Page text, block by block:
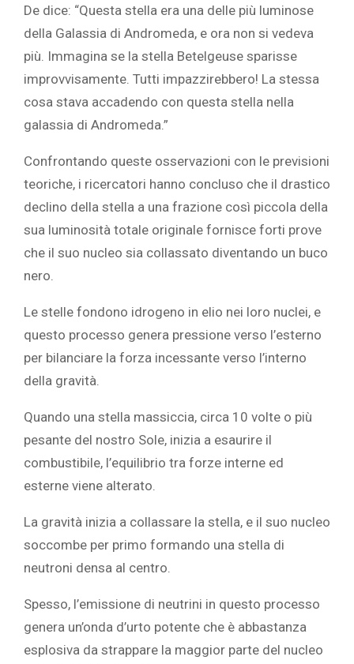
De dice: “Questa stella era una delle più luminose
della Galassia di Andromeda, e ora non si vedeva
più. Immagina se la stella Betelgeuse sparisse
improvvisamente. Tutti impazzirebbero! La stessa
cosa stava accadendo con questa stella nella
galassia di Andromeda.”
Confrontando queste osservazioni con le previsioni
teoriche, i ricercatori hanno concluso che il drastico
declino della stella a una frazione così piccola della
sua luminosità totale originale fornisce forti prove
che il suo nucleo sia collassato diventando un buco
nero.
Le stelle fondono idrogeno in elio nei loro nuclei, e
questo processo genera pressione verso l’esterno
per bilanciare la forza incessante verso l’interno
della gravità.
Quando una stella massiccia, circa 10 volte o più
pesante del nostro Sole, inizia a esaurire il
combustibile, l’equilibrio tra forze interne ed
esterne viene alterato.
La gravità inizia a collassare la stella, e il suo nucleo
soccombe per primo formando una stella di
neutroni densa al centro.
Spesso, l’emissione di neutrini in questo processo
genera un’onda d’urto potente che è abbastanza
esplosiva da strappare la maggior parte del nucleo